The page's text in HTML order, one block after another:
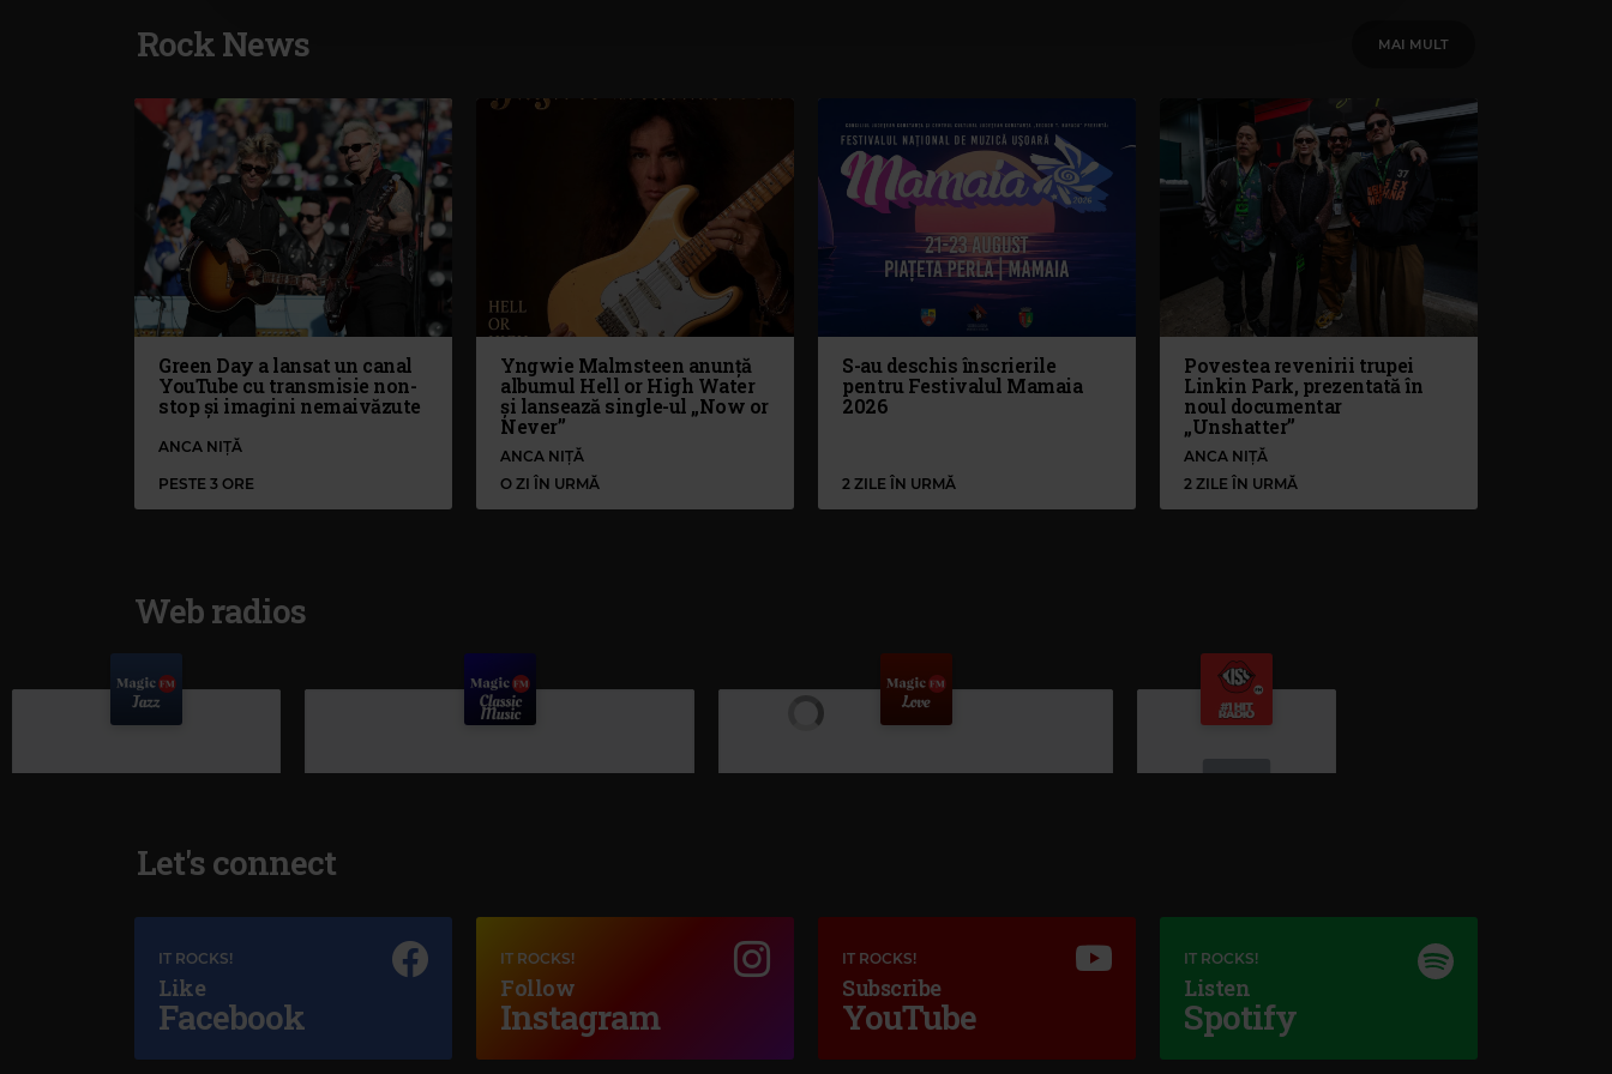
Rock News MAI MULT
Green Day a lansat un canal
YouTube cu transmisie non-
stop și imagini nemaivăzute
ANCA NIȚĂ
PESTE 3 ORE
Yngwie Malmsteen anunță
albumul Hell or High Water
și lansează single-ul „Now or
Never”
ANCA NIȚĂ
O ZI ÎN URMĂ
S-au deschis înscrierile
pentru Festivalul Mamaia
2026
2 ZILE ÎN URMĂ
Povestea revenirii trupei
Linkin Park, prezentată în
noul documentar
„Unshatter”
ANCA NIȚĂ
2 ZILE ÎN URMĂ
Web radios
Magic Jazz
HANG ON TO YOUR LOVE
Kiss FM
#1 HIT RADIO–
Let's connect
IT ROCKS!
Like
Facebook
IT ROCKS!
Follow
Instagram
IT ROCKS!
Subscribe
YouTube
IT ROCKS!
Listen
Spotify